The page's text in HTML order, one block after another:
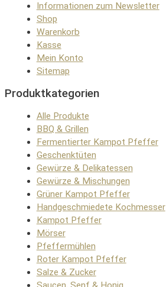
Informationen zum Newsletter
Shop
Warenkorb
Kasse
Mein Konto
Sitemap
Produktkategorien
Alle Produkte
BBQ & Grillen
Fermentierter Kampot Pfeffer
Geschenktüten
Gewürze & Delikatessen
Gewürze & Mischungen
Grüner Kampot Pfeffer
Handgeschmiedete Kochmesser
Kampot Pfeffer
Mörser
Pfeffermühlen
Roter Kampot Pfeffer
Salze & Zucker